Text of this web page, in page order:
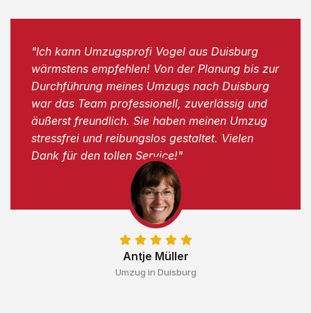
Antje Müller
Umzug in Duisburg
"Ich kann Umzugsprofi Vogel aus Duisburg
wärmstens empfehlen! Von der Planung bis zur
Durchführung meines Umzugs nach Duisburg
war das Team professionell, zuverlässig und
äußerst freundlich. Sie haben meinen Umzug
stressfrei und reibungslos gestaltet. Vielen
Dank für den tollen Service!"